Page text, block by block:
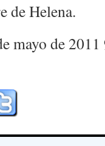
de Helena.
mayo de